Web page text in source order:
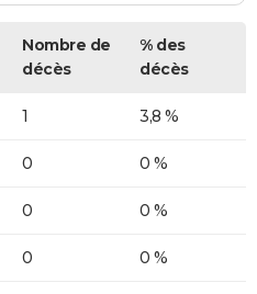
Nombre de
décès
% des
décès
1 3,8 %
0 0 %
0 0 %
0 0 %